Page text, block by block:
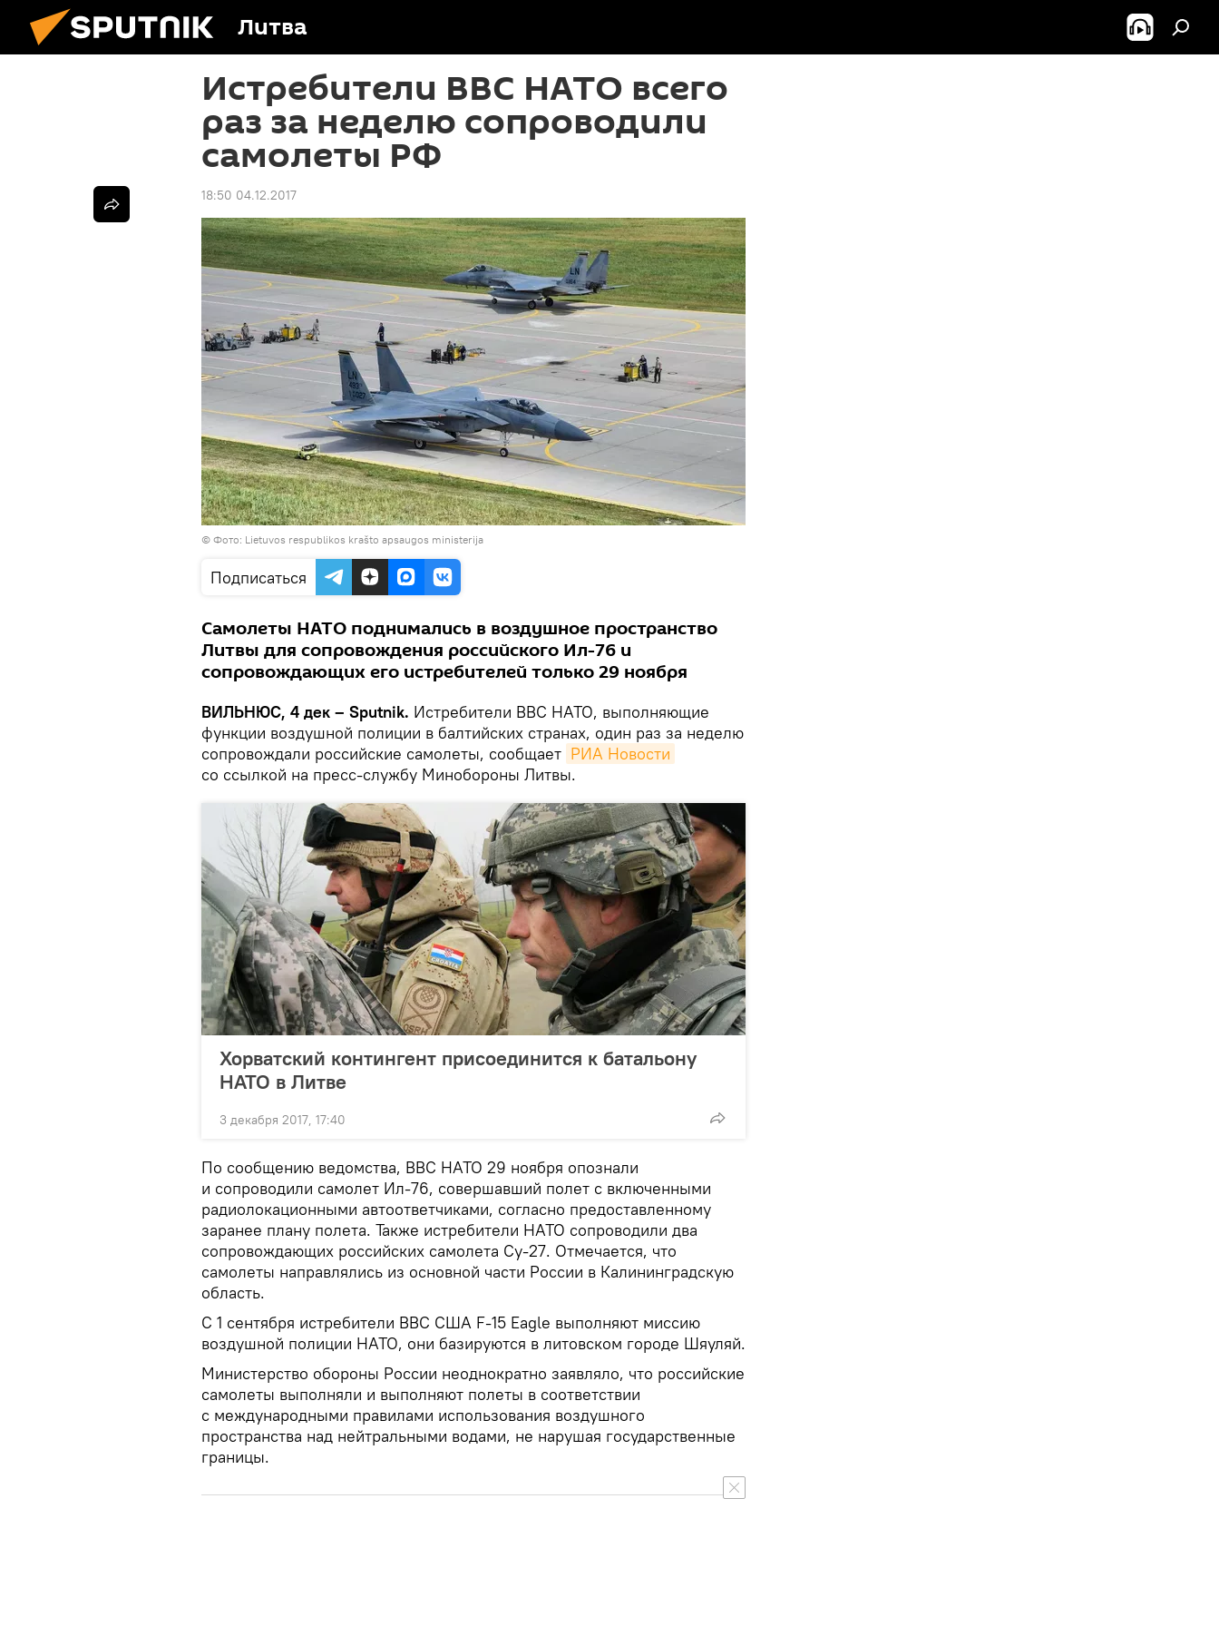
Литва
Истребители ВВС НАТО всего
раз за неделю сопроводили
самолеты РФ
18:50 04.12.2017
© Фото: Lietuvos respublikos krašto apsaugos ministerija
Подписаться
Самолеты НАТО поднимались в воздушное пространство
Литвы для сопровождения российского Ил-76 и
сопровождающих его истребителей только 29 ноября
ВИЛЬНЮС, 4 дек – Sputnik. Истребители ВВС НАТО, выполняющие
функции воздушной полиции в балтийских странах, один раз за неделю
сопровождали российские самолеты, сообщает РИА Новости
со ссылкой на пресс-службу Минобороны Литвы.
Хорватский контингент присоединится к батальону
НАТО в Литве
3 декабря 2017, 17:40
По сообщению ведомства, ВВС НАТО 29 ноября опознали
и сопроводили самолет Ил-76, совершавший полет с включенными
радиолокационными автоответчиками, согласно предоставленному
заранее плану полета. Также истребители НАТО сопроводили два
сопровождающих российских самолета Су-27. Отмечается, что
самолеты направлялись из основной части России в Калининградскую
область.
С 1 сентября истребители ВВС США F-15 Eagle выполняют миссию
воздушной полиции НАТО, они базируются в литовском городе Шяуляй.
Министерство обороны России неоднократно заявляло, что российские
самолеты выполняли и выполняют полеты в соответствии
с международными правилами использования воздушного
пространства над нейтральными водами, не нарушая государственные
границы.